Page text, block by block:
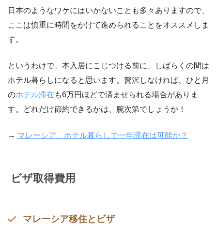
日本のようなワケにはいかないことも多々ありますので、
ここは慎重に時間をかけて進められることをオススメしま
す。
というわけで、本入居にこじつける前に、しばらくの間は
ホテル暮らしになると思います。贅沢しなければ、ひと月
のホテル滞在 も6万円ほどで済ませられる場合がありま
す。どれだけ節約できるかは、腕次第でしょうか！
→ マレーシア、ホテル暮らしで一年滞在は可能か？
ビザ取得費用
マレーシア移住とビザ